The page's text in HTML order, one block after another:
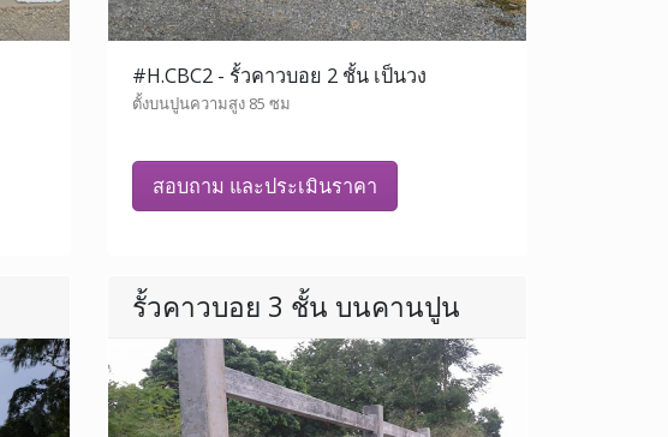
#H.CBC2 - รั้วคาวบอย 2 ชั้น เป็นวง
ตั้งบนปูนความสูง 85 ซม
สอบถาม และประเมินราคา
รั้วคาวบอย 3 ชั้น บนคานปูน